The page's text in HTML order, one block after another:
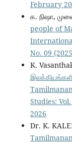
February
க. நிஷா,
people of
No. 09
K.
Studies:
2026
Dr. K.